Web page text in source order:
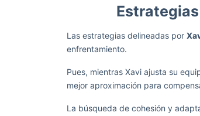
Las estrategias delineadas por
enfrentamiento.
Pues, mientras Xavi ajusta su
mejor aproximación para
La búsqueda de cohesión y